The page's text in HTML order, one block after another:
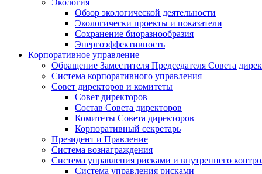
Экология
Обзор экологической деятельности
Экологически проекты и показатели
Сохранение биоразнообразия
Энергоэффективность
Корпоративное управление
Обращение Заместителя Председателя Совета
Система корпоративного управления
Совет директоров и комитеты
Совет директоров
Состав Совета директоров
Комитеты Совета директоров
Корпоративный секретарь
Президент и Правление
Система вознаграждения
Система управления рисками и внутреннего
Система управления рисками